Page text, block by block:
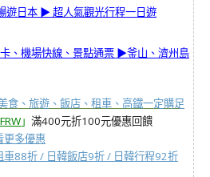
遊日本 ▶︎ 超人氣觀光行程一日遊
、機場快線、景點通票 ▶︎釜山、濟州島
食、旅遊、飯店、租車、高鐵一定購足
」 滿400元折100元優惠回饋
更多優惠
車88折 / 日韓飯店9折 / 日韓行程92折